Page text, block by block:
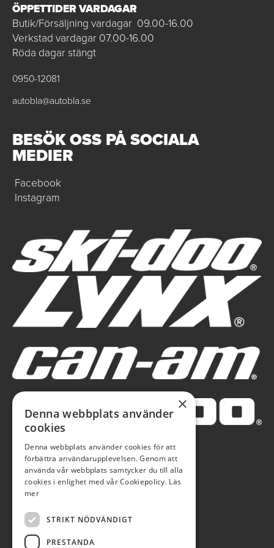
ÖPPETTIDER VARDAGAR
Butik/Försäljning vardagar 09.00-16.00
Verkstad vardagar 07.00-16.00
Röda dagar stängt
0950-12081
autobla@autobla.se
BESÖK OSS PÅ SOCIALA
MEDIER
Facebook
Instagram
×
Denna webbplats använder
cookies
Denna webbplats använder cookies för att
förbättra användarupplevelsen. Genom att
använda vår webbplats samtycker du till alla
cookies i enlighet med vår Cookiepolicy. Läs
mer
STRIKT NÖDVÄNDIGT
PRESTANDA